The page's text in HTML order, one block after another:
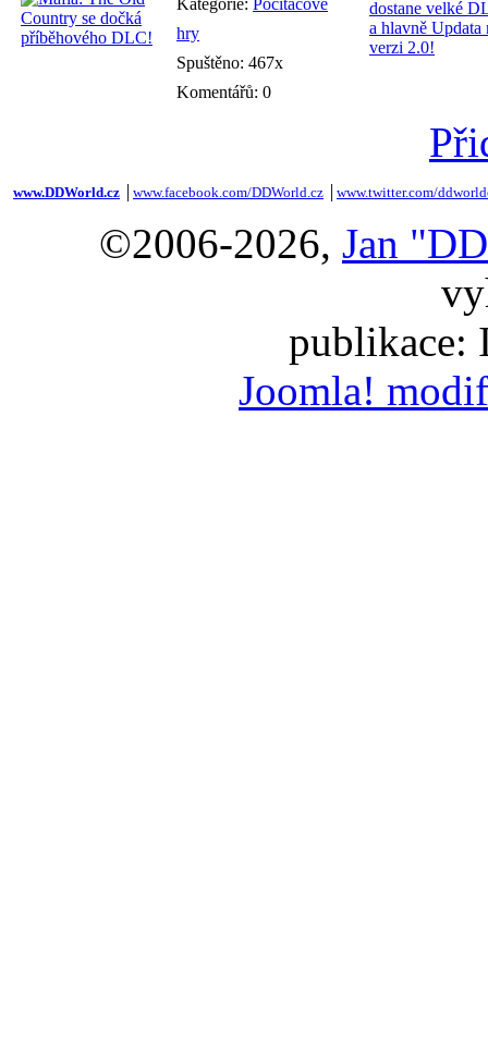
hry
Spuštěno: 467x
Komentářů: 0
www.DDWorld.cz www.facebook.com/DDWorld.cz www.twitter.com/
©2006-2026, Jan
publikace:
Joomla!